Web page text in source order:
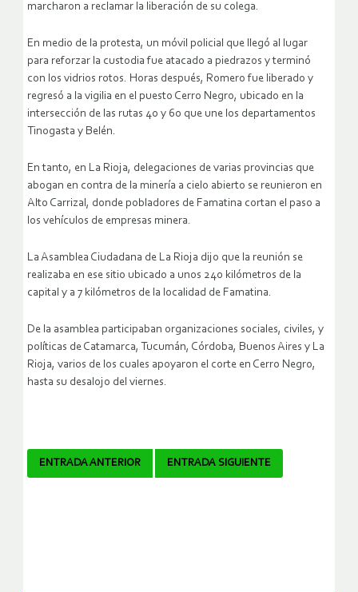
marcharon a reclamar la liberación de su colega.
En medio de la protesta, un móvil policial que llegó al lugar
para reforzar la custodia fue atacado a piedrazos y terminó
con los vidrios rotos. Horas después, Romero fue liberado y
regresó a la vigilia en el puesto Cerro Negro, ubicado en la
intersección de las rutas 40 y 60 que une los departamentos
Tinogasta y Belén.
En tanto, en La Rioja, delegaciones de varias provincias que
abogan en contra de la minería a cielo abierto se reunieron en
Alto Carrizal, donde pobladores de Famatina cortan el paso a
los vehículos de empresas minera.
La Asamblea Ciudadana de La Rioja dijo que la reunión se
realizaba en ese sitio ubicado a unos 240 kilómetros de la
capital y a 7 kilómetros de la localidad de Famatina.
De la asamblea participaban organizaciones sociales, civiles, y
políticas de Catamarca, Tucumán, Córdoba, Buenos Aires y La
Rioja, varios de los cuales apoyaron el corte en Cerro Negro,
hasta su desalojo del viernes.
Navegador
ENTRADA ANTERIOR ENTRADA SIGUIENTE